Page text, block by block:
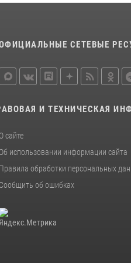
провели для
мастер-класс по
служебной
полугодие 2026 года
СЕТЕВЫЕ
И ТЕХНИЧЕСКАЯ
О сайте
Об использовании информации сайта
Правила обработки персональных
Сообщить об ошибках